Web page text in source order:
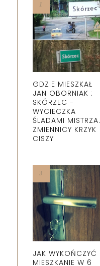
GDZIE MIESZKAŁ
JAN OBORNIAK :
SKÓRZEC -
WYCIECZKA
ŚLADAMI MISTRZA.
ZMIENNICY KRZYK
CISZY
JAK WYKOŃCZYĆ
MIESZKANIE W 6